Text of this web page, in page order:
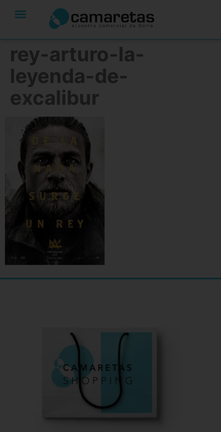
rey-arturo-la-
leyenda-de-
excalibur